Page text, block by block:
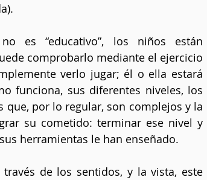
es “educativo”, los niños están
comprobarlo mediante el ejercicio
verlo jugar; él o ella estará
funciona, sus diferentes niveles, los
por lo regular, son complejos y la
su cometido: terminar ese nivel y
herramientas le han enseñado.
de los sentidos, y la vista, este